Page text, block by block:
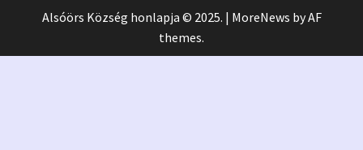
Alsóörs Község honlapja © 2025. | MoreNews by AF
themes.